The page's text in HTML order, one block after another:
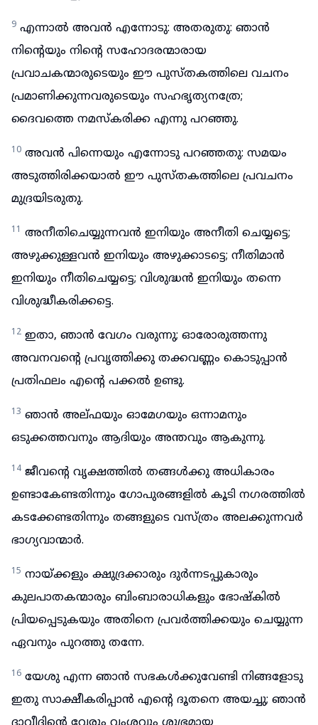
9 എന്നാൽ അവൻ എന്നോടു: അതരുതു: ഞാൻ
നിന്റെയും നിന്റെ സഹോദരന്മാരായ
പ്രവാചകന്മാരുടെയും ഈ പുസ്തകത്തിലെ വചനം
പ്രമാണിക്കുന്നവരുടെയും സഹഭൃത്യനത്രേ;
ദൈവത്തെ നമസ്കരിക്ക എന്നു പറഞ്ഞു.
10 അവൻ പിന്നെയും എന്നോടു പറഞ്ഞതു: സമയം
അടുത്തിരിക്കയാൽ ഈ പുസ്തകത്തിലെ പ്രവചനം
മുദ്രയിടരുതു.
11 അനീതിചെയ്യുന്നവൻ ഇനിയും അനീതി ചെയ്യട്ടെ;
അഴുക്കുള്ളവൻ ഇനിയും അഴുക്കാടട്ടെ; നീതിമാൻ
ഇനിയും നീതിചെയ്യട്ടെ; വിശുദ്ധൻ ഇനിയും തന്നെ
വിശുദ്ധീകരിക്കട്ടെ.
12 ഇതാ, ഞാൻ വേഗം വരുന്നു; ഓരോരുത്തന്നു
അവനവന്റെ പ്രവൃത്തിക്കു തക്കവണ്ണം കൊടുപ്പാൻ
പ്രതിഫലം എന്റെ പക്കൽ ഉണ്ടു.
13 ഞാൻ അല്ഫയും ഓമേഗയും ഒന്നാമനും
ഒടുക്കത്തവനും ആദിയും അന്തവും ആകുന്നു.
14 ജീവന്റെ വൃക്ഷത്തിൽ തങ്ങൾക്കു അധികാരം
ഉണ്ടാകേണ്ടതിന്നും ഗോപുരങ്ങളിൽ കൂടി നഗരത്തിൽ
കടക്കേണ്ടതിന്നും തങ്ങളുടെ വസ്ത്രം അലക്കുന്നവർ
ഭാഗ്യവാന്മാർ.
15 നായ്ക്കളും ക്ഷുദ്രക്കാരും ദുർന്നടപ്പുകാരും
കുലപാതകന്മാരും ബിംബാരാധികളും ഭോഷ്കിൽ
പ്രിയപ്പെടുകയും അതിനെ പ്രവർത്തിക്കയും ചെയ്യുന്ന
ഏവനും പുറത്തു തന്നേ.
16 യേശു എന്ന ഞാൻ സഭകൾക്കുവേണ്ടി നിങ്ങളോടു
ഇതു സാക്ഷീകരിപ്പാൻ എന്റെ ദൂതനെ അയച്ചു; ഞാൻ